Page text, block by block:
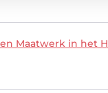
Maatwerk in het